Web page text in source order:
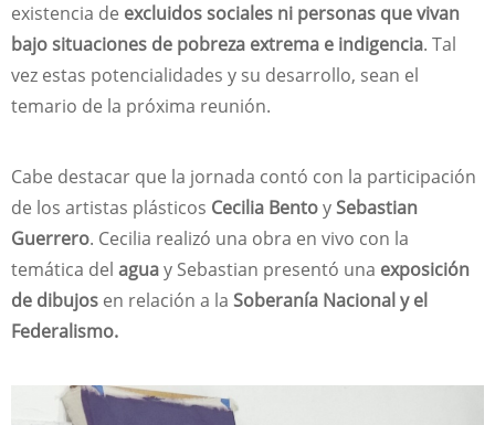
existencia de excluidos sociales ni personas que vivan
bajo situaciones de pobreza extrema e indigencia. Tal
vez estas potencialidades y su desarrollo, sean el
temario de la próxima reunión.
Cabe destacar que la jornada contó con la participación
de los artistas plásticos Cecilia BentoySebastian
Guerrero. Cecilia realizó una obra en vivo con la
temática del aguay Sebastian presentó una exposición
de dibujos en relación a la Soberanía Nacional y el
Federalismo.